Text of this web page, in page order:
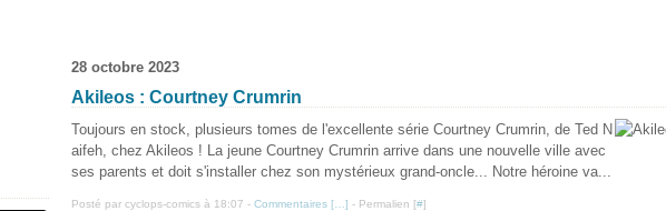
28 octobre 2023
Akileos : Courtney Crumrin
Toujours en stock, plusieurs tomes de l'excellente série Courtney Crumrin, de Ted N
aifeh, chez Akileos ! La jeune Courtney Crumrin arrive dans une nouvelle ville avec
ses parents et doit s'installer chez son mystérieux grand-oncle... Notre héroine va...
Posté par cyclops-comics à 18:07 - Commentaires [ ] - Permalien [#]